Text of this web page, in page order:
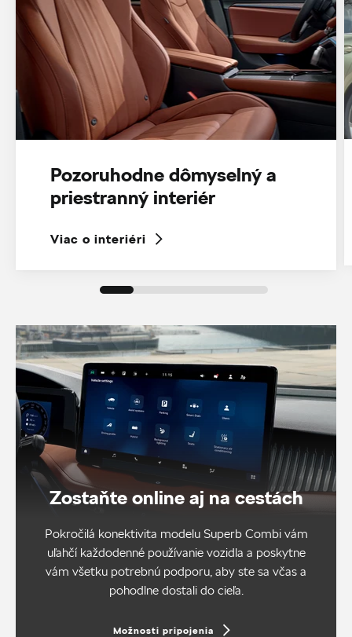
Pozoruhodne dômyselný a
priestranný interiér
Viac o interiéri
Zostaňte online aj na cestách
Pokročilá konektivita modelu Superb Combi vám
uľahčí každodenné používanie vozidla a poskytne
vám všetku potrebnú podporu, aby ste sa včas a
pohodlne dostali do cieľa.
Možnosti pripojenia